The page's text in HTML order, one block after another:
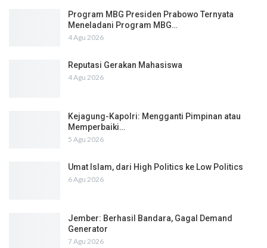
Program MBG Presiden Prabowo Ternyata
Meneladani Program MBG…
4 Agu 2026
Reputasi Gerakan Mahasiswa
4 Agu 2026
Kejagung-Kapolri: Mengganti Pimpinan atau
Memperbaiki…
5 Agu 2026
Umat Islam, dari High Politics ke Low Politics
6 Agu 2026
Jember: Berhasil Bandara, Gagal Demand
Generator
7 Agu 2026